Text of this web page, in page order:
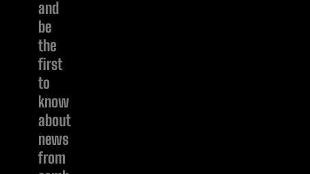
and
be
the
first
to
know
about
news
from